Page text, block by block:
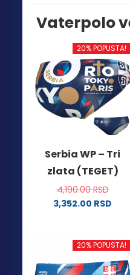
Vaterpolo
20% POPUSTA!
Serbia WP – Tri
zlata (TEGET)
4,190.00RSD
3,352.00 RSD
ima
20% POPUSTA!